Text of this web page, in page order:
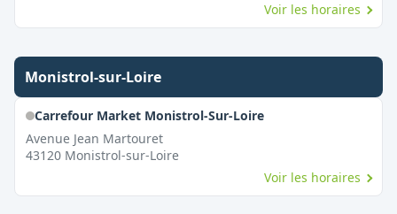
Voir les horaires
Monistrol-sur-Loire
Carrefour Market Monistrol-Sur-Loire
Avenue Jean Martouret
43120 Monistrol-sur-Loire
Voir les horaires